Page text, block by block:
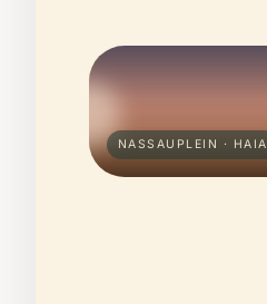
NASSAUPLEIN · HAIA